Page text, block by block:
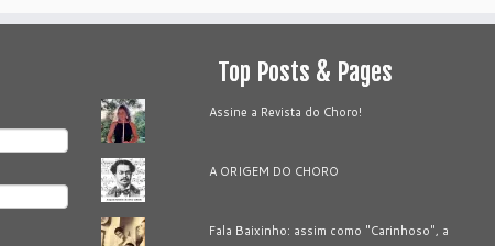
Top Posts & Pages
Assine a Revista do Choro!
A ORIGEM DO CHORO
Fala Baixinho: assim como "Carinhoso", a